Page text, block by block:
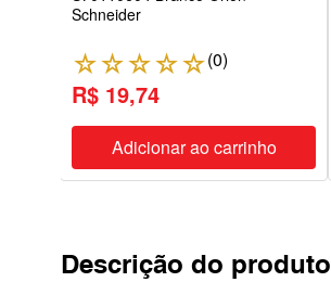
Schneider
☆☆☆☆☆(0)
R$ 19,74
Adicionar ao carrinho
Descrição do produto